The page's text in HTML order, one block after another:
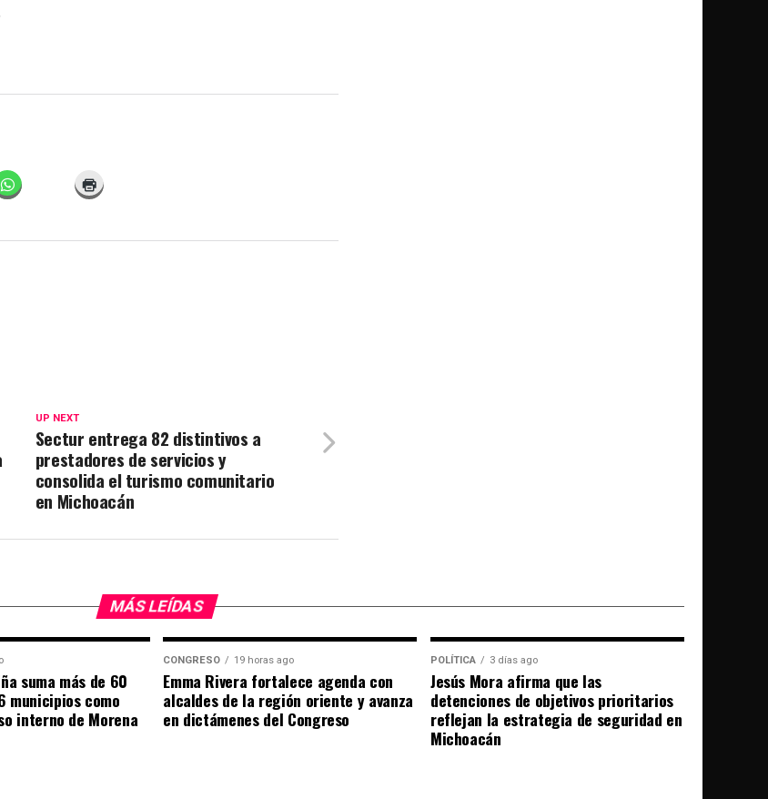
UP NEXT
Sectur entrega 82 distintivos a
prestadores de servicios y
consolida el turismo comunitario
en Michoacán
MÁS LEÍDAS
suma más de 60
municipios como
interno de Morena
CONGRESO 19 horas ago
Emma Rivera fortalece agenda con
alcaldes de la región oriente y avanza
en dictámenes del Congreso
POLÍTICA 3 días ago
Jesús Mora afirma que las
detenciones de objetivos prioritarios
reflejan la estrategia de seguridad en
Michoacán